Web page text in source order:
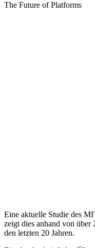
The Future of Platforms
Eine aktuelle Studie des
zeigt dies anhand von
den letzten 20 Jahren.